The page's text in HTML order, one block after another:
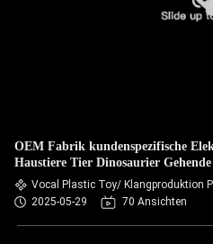
OEM Fabrik kundenspezifische
Haustiere Tier Dinosaurier
Tanzspielzeug
Vocal Plastic Toy/ Klangproduktion
2025-05-29
70 Ansichten